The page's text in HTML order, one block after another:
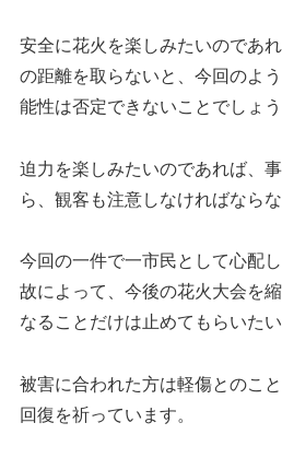
安全に花火を楽しみたいのであ
の距離を取らないと、今回のよ
能性は否定できないことでしょう
迫力を楽しみたいのであれば、
ら、観客も注意しなければならな
今回の一件で一市民として心配
故によって、今後の花火大会を
なることだけは止めてもらいたい
被害に合われた方は軽傷とのこ
回復を祈っています。